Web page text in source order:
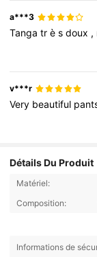
a***3
Tangatrèsdoux ,
v***r
Very beautiful
Détails Du Produit
Matériel:
Composition:
Informations de